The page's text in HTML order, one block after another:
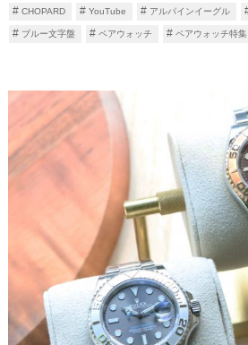
CHOPARD YouTube アルパインイーグル
ブルー文字盤 ペアウォッチ ペアウォッチ特集